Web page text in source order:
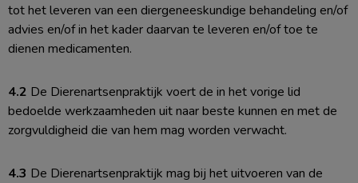
tot het leveren van een diergeneeskundige behandeling en/of
advies en/of in het kader daarvan te leveren en/of toe te
dienen medicamenten.
4.2 De Dierenartsenpraktijk voert de in het vorige lid
bedoelde werkzaamheden uit naar beste kunnen en met de
zorgvuldigheid die van hem mag worden verwacht.
4.3 De Dierenartsenpraktijk mag bij het uitvoeren van de